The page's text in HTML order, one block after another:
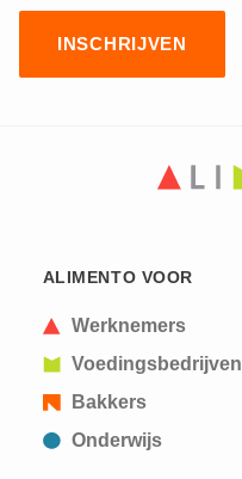
submissions.
ALIMENTO VOOR
Werknemers
Voedingsbedrijven
Bakkers
Onderwijs